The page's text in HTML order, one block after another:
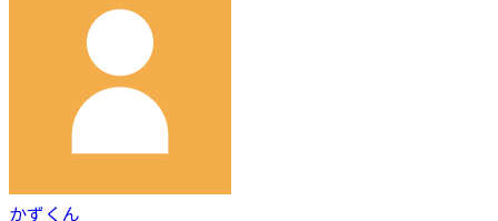
かずくん